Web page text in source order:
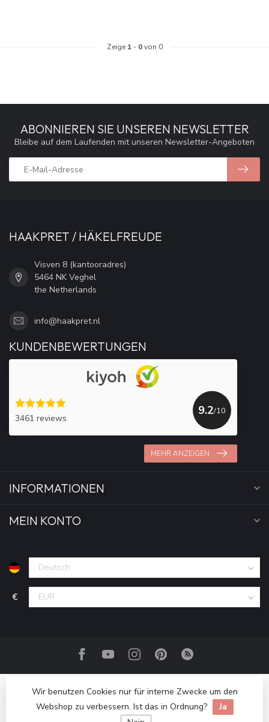
Zeige 1 - 0von 0
ABONNIEREN SIE UNSEREN NEWSLETTER
Bleibe auf dem Laufenden mit unseren Newsletter-Angeboten
HAAKPRET / HÄKELFREUDE
Visven 8 (kantooradres)
5464 NK Veghel
the Netherlands
info@haakpret.nl
KUNDENBEWERTUNGEN
3461 reviews
9.2/10
MEHR ANZEIGEN
INFORMATIONEN
MEIN KONTO
€
Wir benutzen Cookies nur für interne Zwecke um den
Webshop zu verbessern. Ist das in Ordnung?
Ja